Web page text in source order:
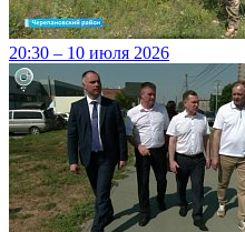
20:30 – 10 июля 2026